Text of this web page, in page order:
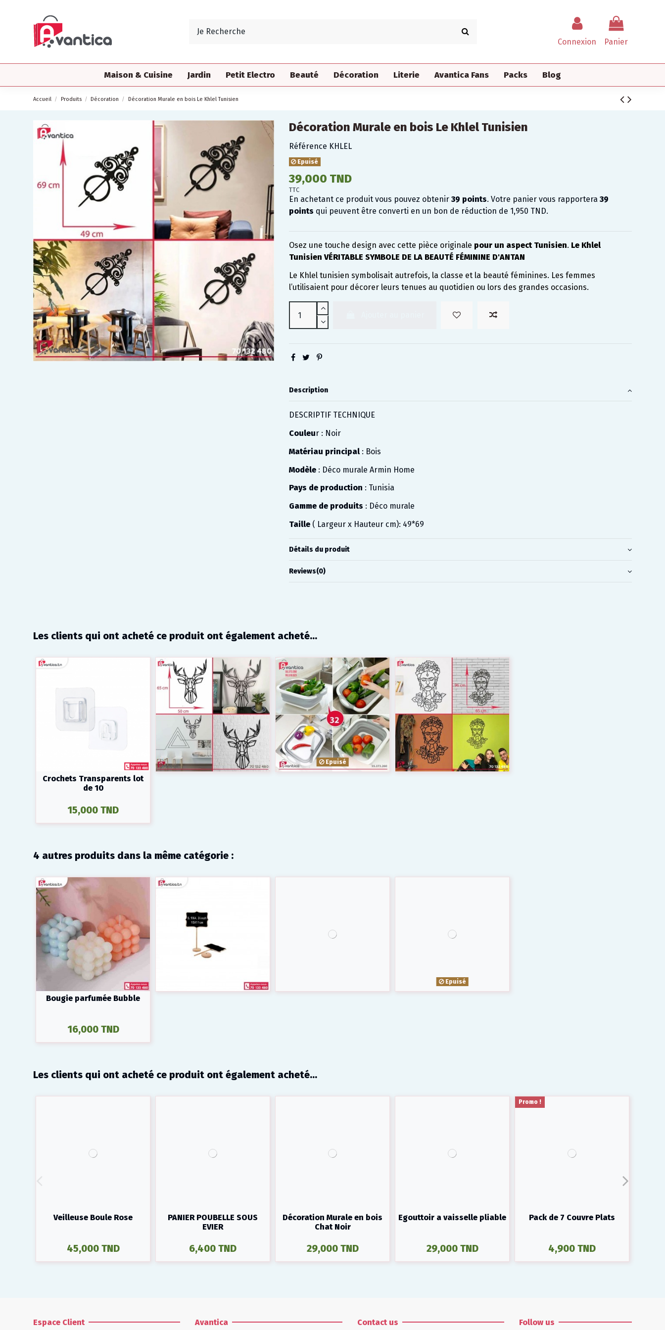
Connexion Panier
Maison & Cuisine Jardin Petit Electro Beauté Décoration Literie Avantica Fans Packs Blog
Accueil Produits Décoration Décoration Murale en bois Le Khlel Tunisien
Décoration Murale en bois Le Khlel Tunisien
Référence KHLEL
Epuisé
39,000 TND
TTC
En achetant ce produit vous pouvez obtenir 39 points. Votre panier vous rapportera 39
points qui peuvent être converti en un bon de réduction de 1,950 TND.
Osez une touche design avec cette pièce originale pour un aspect Tunisien. Le Khlel
Tunisien VÉRITABLE SYMBOLE DE LA BEAUTÉ FÉMININE D'ANTAN
Le Khlel tunisien symbolisait autrefois, la classe et la beauté féminines. Les femmes
l’utilisaient pour décorer leurs tenues au quotidien ou lors des grandes occasions.
Description
DESCRIPTIF TECHNIQUE
Couleur : Noir
Matériau principal: Bois
Modèle: Déco murale Armin Home
Pays de production : Tunisia
Gamme de produits : Déco murale
Taille( Largeur x Hauteur cm): 49*69
Détails du produit
Reviews(0)
Les clients qui ont acheté ce produit ont également acheté...
Crochets Transparents lot
de 10
15,000 TND
Epuisé
4 autres produits dans la même catégorie :
Bougie parfumée Bubble
16,000 TND
Epuisé
Les clients qui ont acheté ce produit ont également acheté...
Veilleuse Boule Rose
45,000 TND
PANIER POUBELLE SOUS
EVIER
6,400 TND
Décoration Murale en bois
Chat Noir
29,000 TND
Egouttoir a vaisselle pliable
29,000 TND
Promo !
Pack de 7 Couvre Plats
4,900 TND
Espace Client Avantica Contact us Follow us